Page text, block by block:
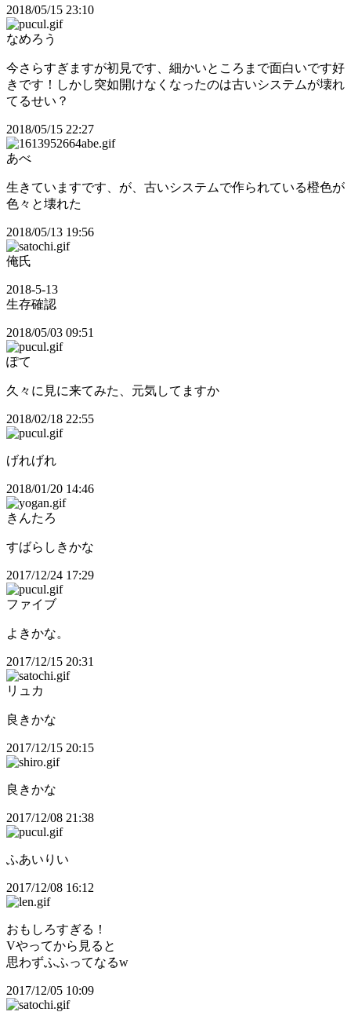
2018/05/15 23:10
なめろう
今さらすぎますが初見です、細かいところまで面白いです好
きです！しかし突如開けなくなったのは古いシステムが壊れ
てるせい？
2018/05/15 22:27
あべ
生きていますです、が、古いシステムで作られている橙色が
色々と壊れた
2018/05/13 19:56
俺氏
2018-5-13
生存確認
2018/05/03 09:51
ぽて
久々に見に来てみた、元気してますか
2018/02/18 22:55
げれげれ
2018/01/20 14:46
きんたろ
すばらしきかな
2017/12/24 17:29
ファイブ
よきかな。
2017/12/15 20:31
リュカ
良きかな
2017/12/15 20:15
良きかな
2017/12/08 21:38
ふあいりい
2017/12/08 16:12
おもしろすぎる！
Vやってから見ると
思わずふふってなるw
2017/12/05 10:09